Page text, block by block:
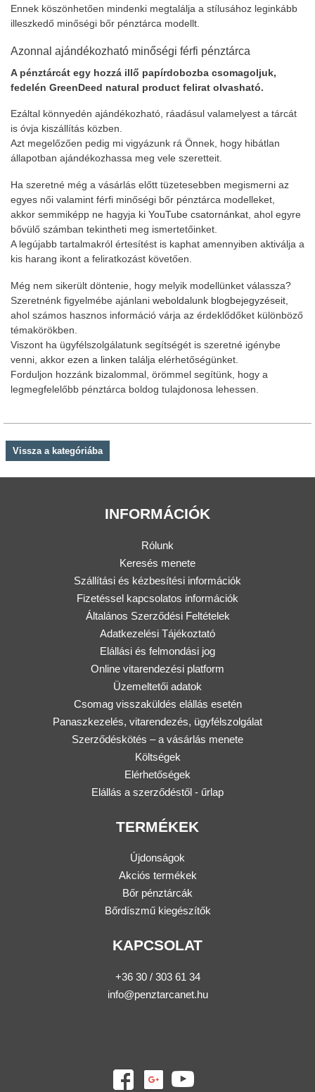
Ennek köszönhetően mindenki megtalálja a stílusához leginkább
illeszkedő minőségi bőr pénztárca modellt.
Azonnal ajándékozható minőségi férfi pénztárca
A pénztárcát egy hozzá illő papírdobozba csomagoljuk,
fedelén GreenDeed natural product felirat olvasható.
Ezáltal könnyedén ajándékozható, ráadásul valamelyest a tárcát
is óvja kiszállítás közben.
Azt megelőzően pedig mi vigyázunk rá Önnek, hogy hibátlan
állapotban ajándékozhassa meg vele szeretteit.
Ha szeretné még a vásárlás előtt tüzetesebben megismerni az
egyes női valamint férfi minőségi bőr pénztárca modelleket,
akkor semmiképp ne hagyja ki YouTube csatornánkat, ahol egyre
bővülő számban tekintheti meg ismertetőinket.
A legújabb tartalmakról értesítést is kaphat amennyiben aktiválja a
kis harang ikont a feliratkozást követően.
Még nem sikerült döntenie, hogy melyik modellünket válassza?
Szeretnénk figyelmébe ajánlani weboldalunk blogbejegyzéseit
ahol számos hasznos információ várja az érdeklődőket különböző
témakörökben.
Viszont ha ügyfélszolgálatunk segítségét is szeretné igénybe
venni, akkor ezen a linken találja elérhetőségünket.
Forduljon hozzánk bizalommal, örömmel segítünk, hogy a
legmegfelelőbb pénztárca boldog tulajdonosa lehessen.
Vissza a kategóriába
INFORMÁCIÓK
Rólunk
Keresés menete
Szállítási és kézbesítési információk
Fizetéssel kapcsolatos információk
Általános Szerződési Feltételek
Adatkezelési Tájékoztató
Elállási és felmondási jog
Online vitarendezési platform
Üzemeltetői adatok
Csomag visszaküldés elállás esetén
Panaszkezelés, vitarendezés, ügyfélszolgálat
Szerződéskötés – a vásárlás menete
Költségek
Elérhetőségek
Elállás a szerződéstől - űrlap
TERMÉKEK
Újdonságok
Akciós termékek
Bőr pénztárcák
Bőrdíszmű kiegészítők
KAPCSOLAT
+36 30 / 303 61 34
info@penztarcanet.hu